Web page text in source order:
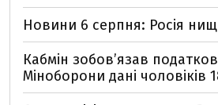
Новини 6 серпня: Росія
Кабмін зобовʼязав
Міноборони дані чоловіків